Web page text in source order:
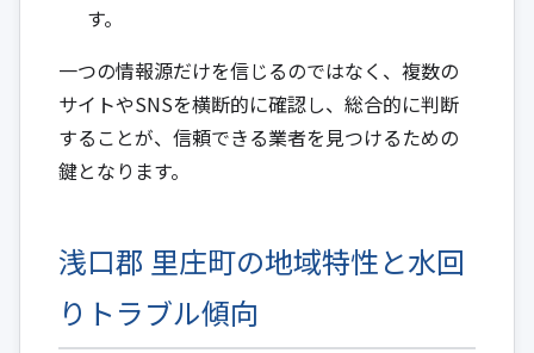
す。
一つの情報源だけを信じるのではなく、複数の
サイトやSNSを横断的に確認し、総合的に判断
することが、信頼できる業者を見つけるための
鍵となります。
浅口郡 里庄町の地域特性と水回
りトラブル傾向